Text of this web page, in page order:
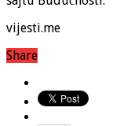
vijesti.me
Share